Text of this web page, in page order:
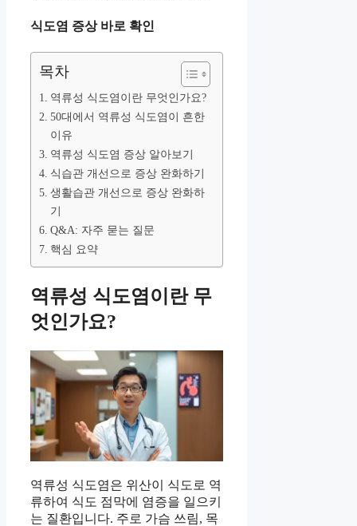
식도염 증상 바로 확인
목차
역류성 식도염이란 무엇인가요?
50대에서 역류성 식도염이 흔한
이유
역류성 식도염 증상 알아보기
식습관 개선으로 증상 완화하기
생활습관 개선으로 증상 완화하
기
Q&A: 자주 묻는 질문
핵심 요약
역류성 식도염이란 무
엇인가요?
역류성 식도염은 위산이 식도로 역
류하여 식도 점막에 염증을 일으키
는 질환입니다. 주로 가슴 쓰림, 목